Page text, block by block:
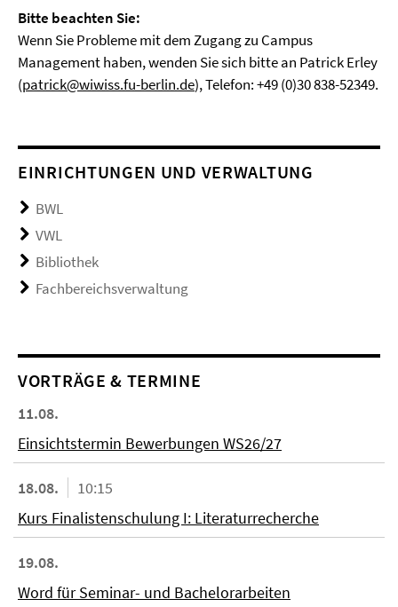
Bitte beachten Sie:
Wenn Sie Probleme mit dem Zugang zu Campus
Management haben, wenden Sie sich bitte an Patrick Erley
(patrick@wiwiss.fu-berlin.de), Telefon: +49 (0)30 838-52349.
EINRICHTUNGEN UND VERWALTUNG
BWL
VWL
Bibliothek
Fachbereichsverwaltung
VORTRÄGE & TERMINE
11.08.
Einsichtstermin Bewerbungen WS26/27
18.08.
10:15
Kurs Finalistenschulung I: Literaturrecherche
19.08.
Word für Seminar- und Bachelorarbeiten